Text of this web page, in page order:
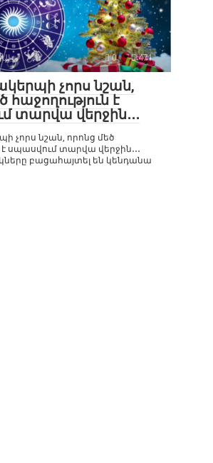
0 471
չորս նշան,
հաջողություն է
տարվա վերջին․․․
չորս նշան, որոնց մեծ
է սպասվում տարվա վերջին․․․
բացահայտել են կենդանա